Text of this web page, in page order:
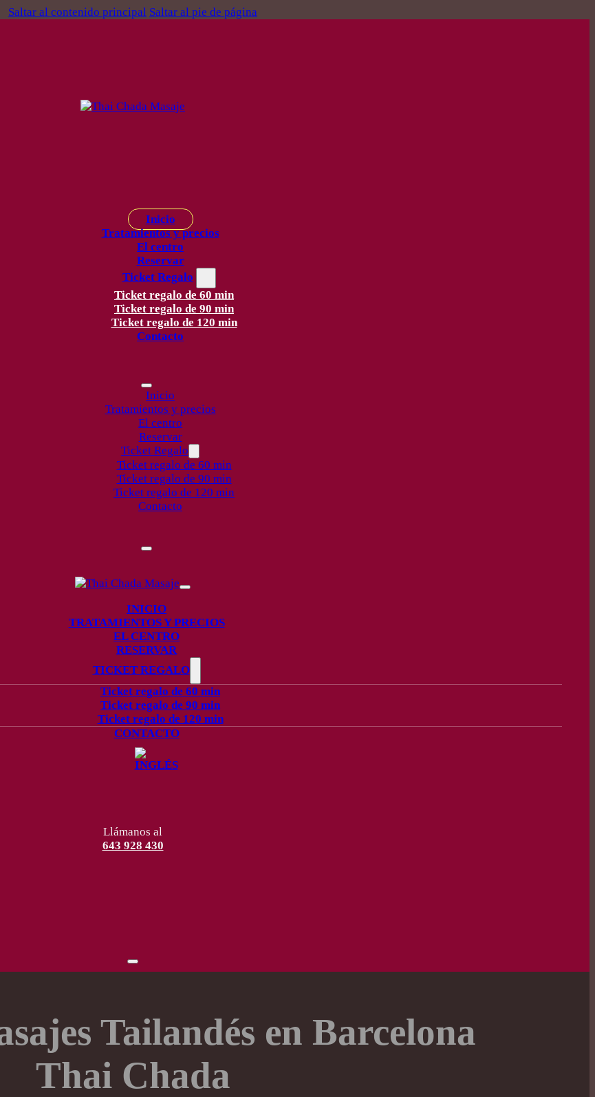
Saltar al contenido principal Saltar al pie de página
Inicio
Tratamientos y precios
El centro
Reservar
Ticket Regalo
Ticket regalo de 60 min
Ticket regalo de 90 min
Ticket regalo de 120 min
Contacto
Inicio
Tratamientos y precios
El centro
Reservar
Ticket Regalo
Ticket regalo de 60 min
Ticket regalo de 90 min
Ticket regalo de 120 min
Contacto
INICIO
TRATAMIENTOS Y PRECIOS
EL CENTRO
RESERVAR
TICKET REGALO
Ticket regalo de 60 min
Ticket regalo de 90 min
Ticket regalo de 120 min
CONTACTO
Llámanos al
643 928 430
Tailandés en Barcelona
Thai Chada